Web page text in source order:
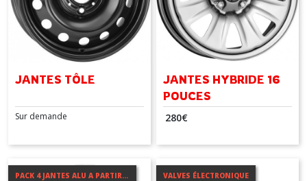
JANTES TÔLE
Sur demande
JANTES HYBRIDE 16
POUCES
280€
PACK 4 JANTES ALU A PARTIR DE 399€ VALVES ÉLECTRONIQUE